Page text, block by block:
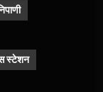
स्टेशन